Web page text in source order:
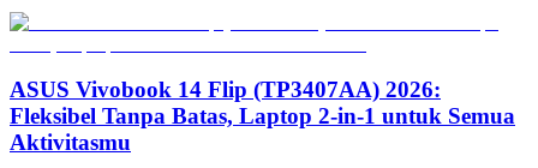
ASUS Vivobook 14 Flip (TP3407AA) 2026:
Fleksibel Tanpa Batas, Laptop 2-in-1 untuk Semua
Aktivitasmu